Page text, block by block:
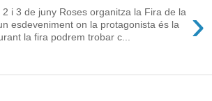
›
2 i 3 de juny Roses organitza la Fira de la
esdeveniment on la protagonista és la
la fira podrem trobar c...